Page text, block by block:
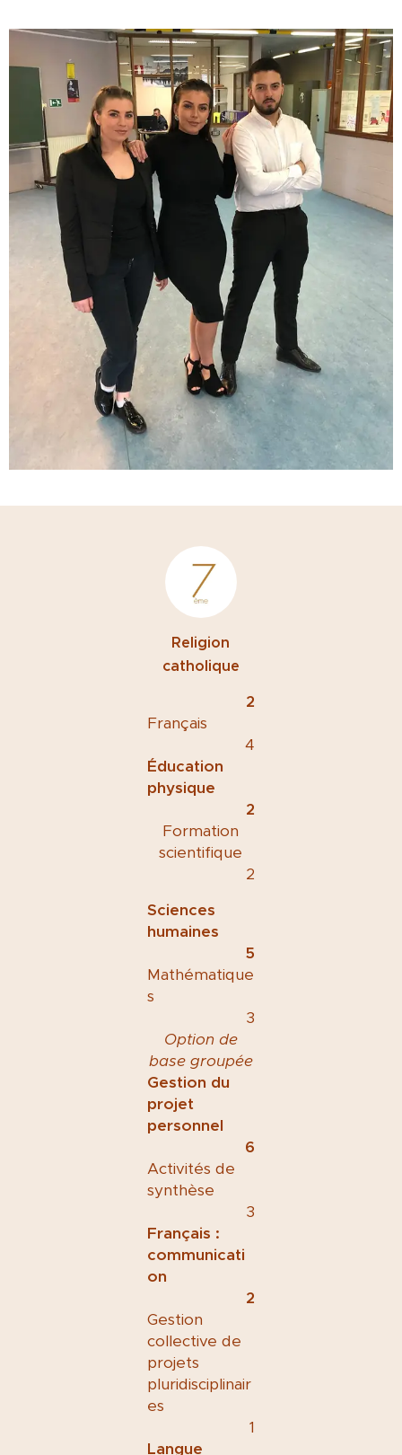
Religion
catholique
2
Français
4
Éducation
physique
2
Formation
scientifique
2
Sciences
humaines
5
Mathématique
s
3
Option de
base groupée
Gestion du
projet
personnel
6
Activités de
synthèse
3
Français :
communicati
on
2
Gestion
collective de
projets
pluridisciplinair
es
1
Langue